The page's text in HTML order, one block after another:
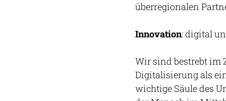
überregionalen
Innovation: digital
Wir sind bestrebt im
Digitalisierung als
wichtige Säule des